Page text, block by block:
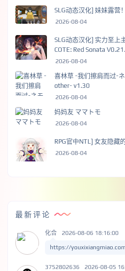
SLG动态汉化] 妹妹露营
2026-08-04
SLG动态汉化] 实力至上
COTE: Red Sonata
2026-08-04
喜林草 -我们擦肩而过-
other- v1.30
2026-08-04
妈妈友 ママトモ
2026-08-04
RPG官中NTL] 女友隐藏
2026-08-04
最新评论
化合 2026-08-06 18:16:00
https://
3752802636 2026-08-05